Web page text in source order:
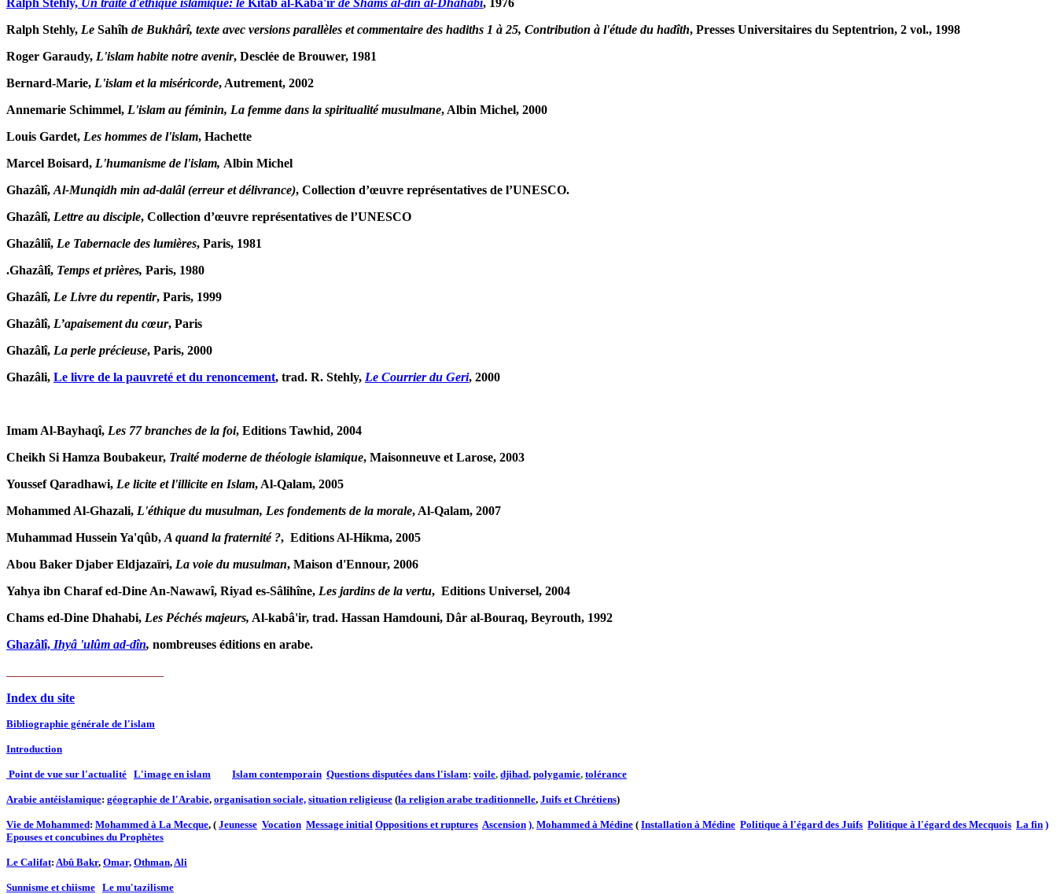
Ralph Stehly, Un traité d'éthique islamique: le Kitâb al-Kabâ'ir de Shams al-dîn al-Dhahabî, 1976
Ralph Stehly, Le Sahîh de Bukhârî, texte avec versions parallèles et commentaire des hadiths 1 à 25, Contribution à l'étude du hadîth, Presses Universitaires du Septentrion, 2 vol., 1998
Roger Garaudy, L'islam habite notre avenir, Desclée de Brouwer, 1981
Bernard-Marie, L'islam et la miséricorde, Autrement, 2002
Annemarie Schimmel, L'islam au féminin, La femme dans la spiritualité musulmane, Albin Michel, 2000
Louis Gardet, Les hommes de l'islam, Hachette
Marcel Boisard, L'humanisme de l'islam, Albin Michel
Ghazâlî, Al-Munqidh min ad-dalâl (erreur et délivrance), Collection d’œuvre représentatives de l’UNESCO.
Ghazâlî, Lettre au disciple, Collection d’œuvre représentatives de l’UNESCO
Ghazâliî, Le Tabernacle des lumières, Paris, 1981
.Ghazâlî, Temps et prières, Paris, 1980
Ghazâlî, Le Livre du repentir, Paris, 1999
Ghazâlî, L’apaisement du cœur, Paris
Ghazâlî, La perle précieuse, Paris, 2000
Ghazâli, Le livre de la pauvreté et du renoncement, trad. R. Stehly, Le Courrier du Geri, 2000
Imam Al-Bayhaqî, Les 77 branches de la foi, Editions Tawhid, 2004
Cheikh Si Hamza Boubakeur, Traité moderne de théologie islamique, Maisonneuve et Larose, 2003
Youssef Qaradhawi, Le licite et l'illicite en Islam, Al-Qalam, 2005
Mohammed Al-Ghazali, L'éthique du musulman, Les fondements de la morale, Al-Qalam, 2007
Muhammad Hussein Ya'qûb, A quand la fraternité ?, Editions Al-Hikma, 2005
Abou Baker Djaber Eldjazaïri, La voie du musulman, Maison d'Ennour, 2006
Yahya ibn Charaf ed-Dine An-Nawawî, Riyad es-Sâlihîne, Les jardins de la vertu, Editions Universel, 2004
Chams ed-Dine Dhahabi, Les Péchés majeurs, Al-kabâ'ir, trad. Hassan Hamdouni, Dâr al-Bouraq, Beyrouth, 1992
Ghazâlî, Ihyâ 'ulûm ad-dîn, nombreuses éditions en arabe.
Index du site
Bibliographie générale de l'islam
Introduction
Point de vue sur l'actualité L'image en islam Islam contemporain Questions disputées dans l'islam: voile, djihad, polygamie, tolérance
Arabie antéislamique: géographie de l'Arabie, organisation sociale, situation religieuse (la religion arabe traditionnelle, Juifs et Chrétiens)
Vie de Mohammed: Mohammed à La Mecque, ( Jeunesse Vocation Message initial Oppositions et ruptures Ascension ), Mohammed à Médine ( Installation à Médine Politique à l'égard des Juifs Politique à l'égard des Mecquois La fin )
Epouses et concubines du Prophètes
Le Califat: Abû Bakr, Omar, Othman,Ali
Sunnisme et chiisme Le mu'tazilisme